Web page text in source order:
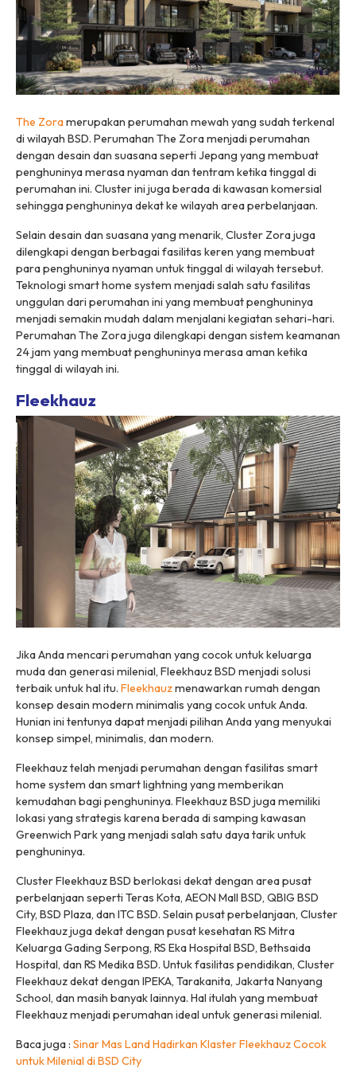
The Zoramerupakan perumahan mewah yang sudah terkenal
di wilayah BSD. Perumahan The Zora menjadi perumahan
dengan desain dan suasana seperti Jepang yang membuat
penghuninya merasa nyaman dan tentram ketika tinggal di
perumahan ini. Cluster ini juga berada di kawasan komersial
sehingga penghuninya dekat ke wilayah area perbelanjaan.
Selain desain dan suasana yang menarik, Cluster Zora juga
dilengkapi dengan berbagai fasilitas keren yang membuat
para penghuninya nyaman untuk tinggal di wilayah tersebut.
Teknologi smart home system menjadi salah satu fasilitas
unggulan dari perumahan ini yang membuat penghuninya
menjadi semakin mudah dalam menjalani kegiatan sehari-hari.
Perumahan The Zora juga dilengkapi dengan sistem keamanan
24 jam yang membuat penghuninya merasa aman ketika
tinggal di wilayah ini.
Fleekhauz
Jika Anda mencari perumahan yang cocok untuk keluarga
muda dan generasi milenial, Fleekhauz BSD menjadi solusi
terbaik untuk hal itu. Fleekhauzmenawarkan rumah dengan
konsep desain modern minimalis yang cocok untuk Anda.
Hunian ini tentunya dapat menjadi pilihan Anda yang menyukai
konsep simpel, minimalis, dan modern.
Fleekhauz telah menjadi perumahan dengan fasilitas smart
home system dan smart lightning yang memberikan
kemudahan bagi penghuninya. Fleekhauz BSD juga memiliki
lokasi yang strategis karena berada di samping kawasan
Greenwich Park yang menjadi salah satu daya tarik untuk
penghuninya.
Cluster Fleekhauz BSD berlokasi dekat dengan area pusat
perbelanjaan seperti Teras Kota, AEON Mall BSD, QBIG BSD
City, BSD Plaza, dan ITC BSD. Selain pusat perbelanjaan, Cluster
Fleekhauz juga dekat dengan pusat kesehatan RS Mitra
Keluarga Gading Serpong, RS Eka Hospital BSD, Bethsaida
Hospital, dan RS Medika BSD. Untuk fasilitas pendidikan, Cluster
Fleekhauz dekat dengan IPEKA, Tarakanita, Jakarta Nanyang
School, dan masih banyak lainnya. Hal itulah yang membuat
Fleekhauz menjadi perumahan ideal untuk generasi milenial.
Baca juga : Sinar Mas Land Hadirkan Klaster Fleekhauz Cocok
untuk Milenial di BSD City